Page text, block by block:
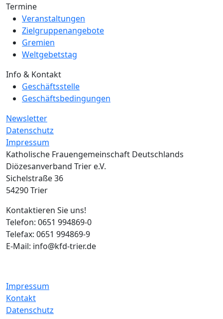
Termine
Veranstaltungen
Zielgruppenangebote
Gremien
Weltgebetstag
Info & Kontakt
Geschäftsstelle
Geschäftsbedingungen
Newsletter
Datenschutz
Impressum
Katholische Frauengemeinschaft Deutschlands
Diözesanverband Trier e.V.
Sichelstraße 36
54290 Trier
Kontaktieren Sie uns!
Telefon: 0651 994869-0
Telefax: 0651 994869-9
E-Mail: info@kfd-trier.de
Impressum
Kontakt
Datenschutz